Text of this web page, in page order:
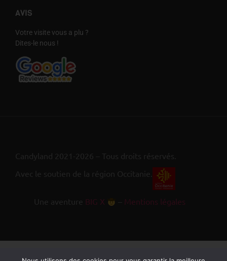
AVIS
Votre visite vous a plu ?
Dites-le nous !
Candyland 2021-2026 – Tous droits réservés.
Avec le soutien de la région Occitanie.
Une aventure BIG X – Mentions légales